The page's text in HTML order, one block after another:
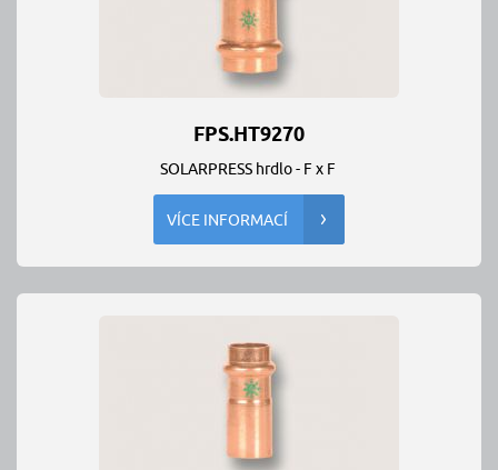
FPS.HT9270
SOLARPRESS hrdlo - F x F
VÍCE INFORMACÍ